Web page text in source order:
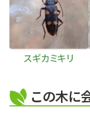
スギカミキリ
この木に